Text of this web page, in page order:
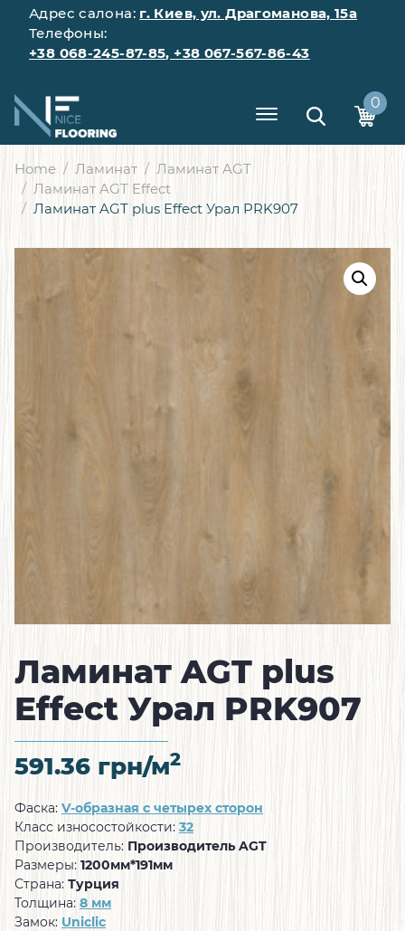
Адрес салона: г. Киев, ул. Драгоманова, 15а
Телефоны:
+38 068-245-87-85, +38 067-567-86-43
0
Home Ламинат
Ламинат AGT
Ламинат AGT Effect
Ламинат AGT plus Effect Урал PRK907
Ламинат AGT plus
Effect Урал PRK907
591.36 грн/м2
Фаска: V-образная с четырех сторон
Класс износостойкости: 32
Производитель: Производитель AGT
Размеры: 1200мм*191мм
Страна: Турция
Толщина: 8 мм
Замок: Uniclic